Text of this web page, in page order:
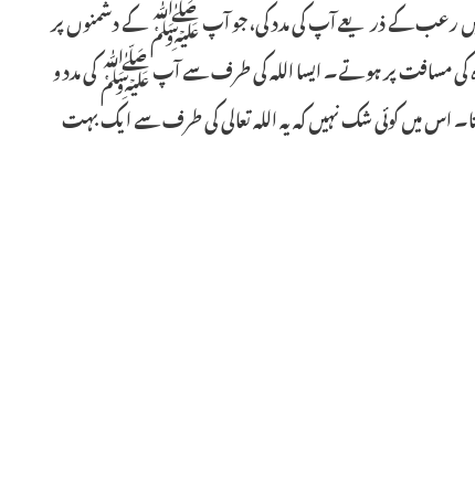
رعب کے ذریعے آپ کی مدد کی، جو آپ ﷺ کے دشمنوں پر
کی مسافت پر ہوتے۔ ایسا اللہ کی طرف سے آپ ﷺ کی مدد و
میں کوئی شک نہیں کہ یہ اللہ تعالی کی طرف سے ایک بہت